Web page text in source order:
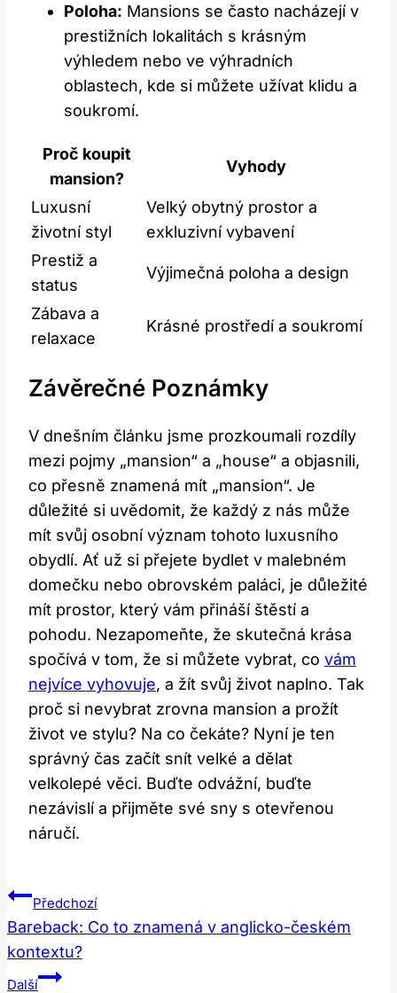
Poloha: Mansions se často nacházejí v
prestižních lokalitách s krásným
výhledem nebo ve výhradních
oblastech, kde si můžete užívat klidu a
soukromí.
Proč koupit
mansion?
Vyhody
Luxusní
životní styl
Velký obytný prostor a
exkluzivní vybavení
Prestiž a
status
Výjimečná poloha a design
Zábava a
relaxace
Krásné prostředí a soukromí
Závěrečné Poznámky
V dnešním článku jsme prozkoumali rozdíly
mezi pojmy „mansion“ a „house“ a objasnili,
co přesně znamená mít „mansion“. Je
důležité si uvědomit, že každý z nás může
mít svůj osobní význam tohoto luxusního
obydlí. Ať už si přejete bydlet v malebném
domečku nebo obrovském paláci, je důležité
mít prostor, který vám přináší štěstí a
pohodu. Nezapomeňte, že skutečná krása
spočívá v tom, že si můžete vybrat, co vám
nejvíce vyhovuje, a žít svůj život naplno. Tak
proč si nevybrat zrovna mansion a prožít
život ve stylu? Na co čekáte? Nyní je ten
správný čas začít snít velké a dělat
velkolepé věci. Buďte odvážní, buďte
nezávislí a přijměte své sny s otevřenou
náručí.
Navigace
Pro
Příspěvek
Předchozí
Bareback: Co to znamená v anglicko-českém
kontextu?
Další